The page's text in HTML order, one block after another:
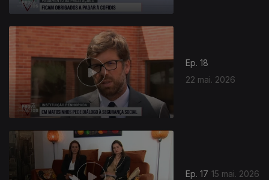
Ep. 18
22 mai. 2026
Ep. 17 15 mai. 2026